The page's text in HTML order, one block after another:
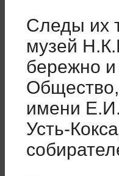
Следы их
музей
бережно и
имени
Усть-